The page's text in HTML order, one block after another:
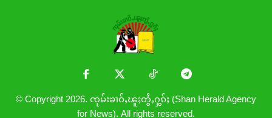
© Copyright 2026. ၸုမ်းၶၢဝ်ႇၽူႈတွႆႇႁွၵ်ႈ (Shan Herald Agency
for News). All rights reserved.